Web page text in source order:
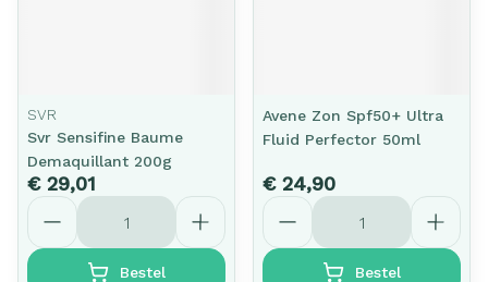
SVR
Svr Sensifine Baume
Demaquillant 200g
€ 29,01
Aantal
Bestel
Avene Zon Spf50+ Ultra
Fluid Perfector 50ml
€ 24,90
Aantal
Bestel